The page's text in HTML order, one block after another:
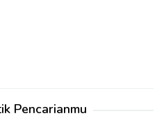
Pencarianmu